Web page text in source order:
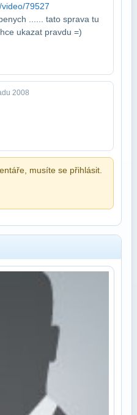
79527
...... tato sprava tu
ukazat pravdu =)
2008
musíte se přihlásit.